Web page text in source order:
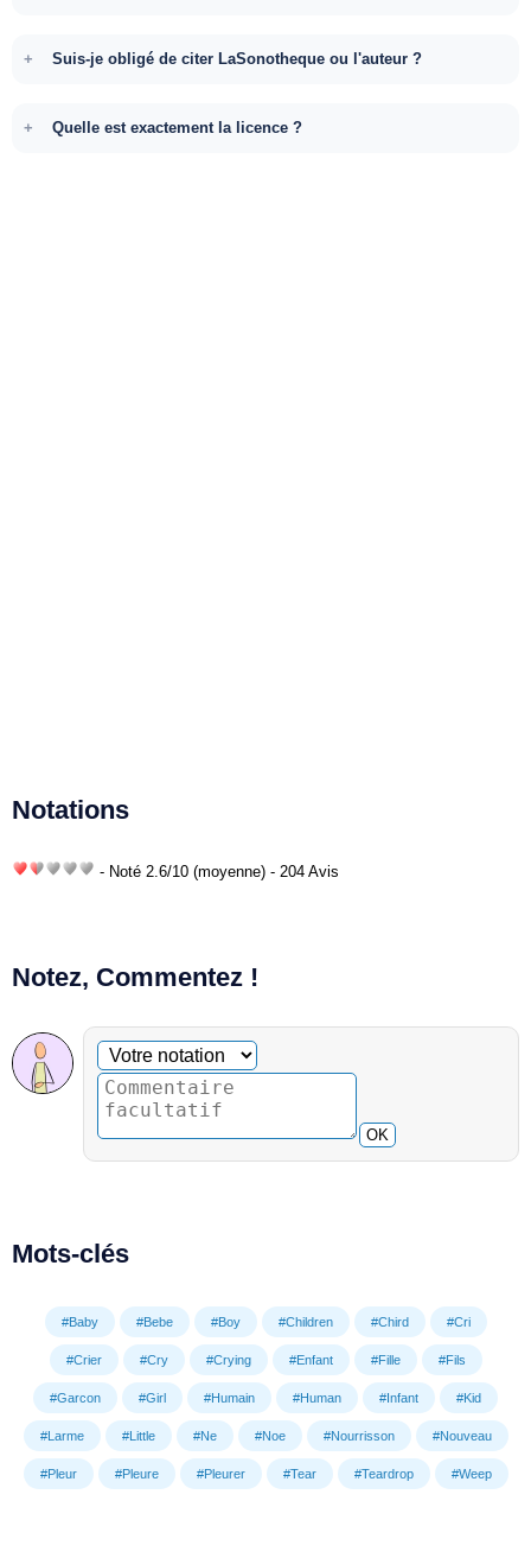
Suis-je obligé de citer LaSonotheque ou l'auteur ?
Quelle est exactement la licence ?
Notations
- Noté 2.6/10 (moyenne) - 204 Avis
Notez, Commentez !
Commentaire facultatif
Votre notation
OK
Mots-clés
#Baby #Bebe #Boy #Children #Chird #Cri
#Crier #Cry #Crying #Enfant #Fille #Fils
#Garcon #Girl #Humain #Human #Infant #Kid
#Larme #Little #Ne #Noe #Nourrisson #Nouveau
#Pleur #Pleure #Pleurer #Tear #Teardrop #Weep